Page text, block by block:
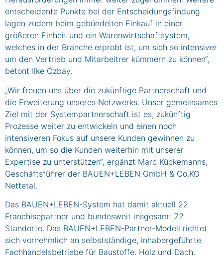
entscheidente Punkte bei der Entscheidungsfindung
lagen zudem beim gebündelten Einkauf in einer
größeren Einheit und ein Warenwirtschaftsystem,
welches in der Branche erprobt ist, um sich so intensiver
um den Vertrieb und Mitarbeitrer kümmern zu können“,
betont Ilke Özbay.
„Wir freuen uns über die zukünftige Partnerschaft und
die Erweiterung unseres Netzwerks. Unser gemeinsames
Ziel mit der Systempartnerschaft ist es, zukünftig
Prozesse weiter zu entwickeln und einen noch
intensiveren Fokus auf unsere Kunden gewinnen zu
können, um so die Kunden weiterhin mit unserer
Expertise zu unterstützen“, ergänzt Marc Kückemanns,
Geschäftsführer der BAUEN+LEBEN GmbH & Co.KG
Nettetal.
Das BAUEN+LEBEN-System hat damit aktuell 22
Franchisepartner und bundesweit insgesamt 72
Standorte. Das BAUEN+LEBEN-Partner-Modell richtet
sich vornehmlich an selbstständige, inhabergeführte
Fachhandelsbetriebe für Baustoffe, Holz und Dach.